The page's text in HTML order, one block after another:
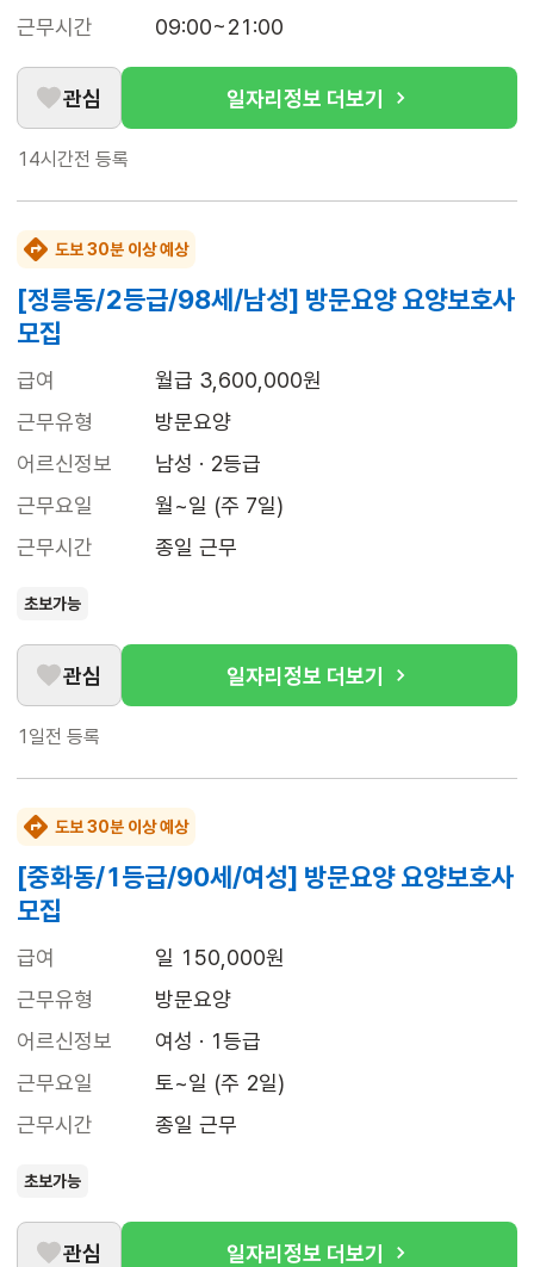
근무시간
09:00~21:00
관심 일자리정보 더보기
14시간전 등록
도보 30분 이상 예상
[정릉동/2등급/98세/남성] 방문요양 요양보호사
모집
급여
월급 3,600,000원
근무유형
방문요양
어르신정보
남성 · 2등급
근무요일
월~일 (주 7일)
근무시간
종일 근무
초보가능
관심 일자리정보 더보기
1일전 등록
도보 30분 이상 예상
[중화동/1등급/90세/여성] 방문요양 요양보호사
모집
급여
일 150,000원
근무유형
방문요양
어르신정보
여성 · 1등급
근무요일
토~일 (주 2일)
근무시간
종일 근무
초보가능
관심 일자리정보 더보기